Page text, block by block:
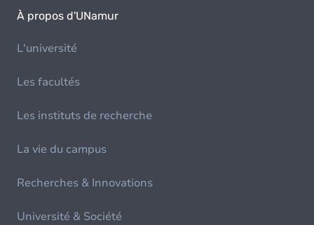
À propos d'UNamur
L'université
Les facultés
Les instituts de recherche
La vie du campus
Recherches & Innovations
Université & Société